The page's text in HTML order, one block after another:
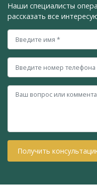
Наши специалисты
рассказать все
Получить